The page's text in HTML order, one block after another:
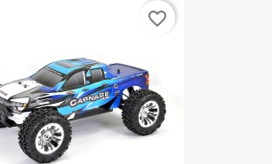
favorite_border